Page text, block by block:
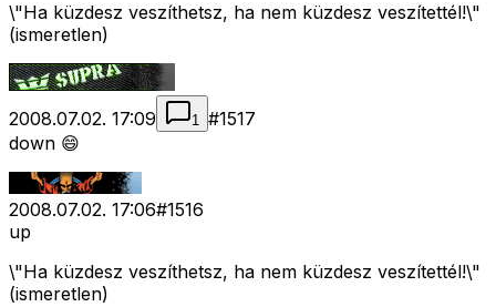
\"Ha küzdesz veszíthetsz, ha nem küzdesz veszítettél!\"
(ismeretlen)
2008.07.02. 17:09 1 #1517
down 😄
2008.07.02. 17:06#1516
up
\"Ha küzdesz veszíthetsz, ha nem küzdesz veszítettél!\"
(ismeretlen)